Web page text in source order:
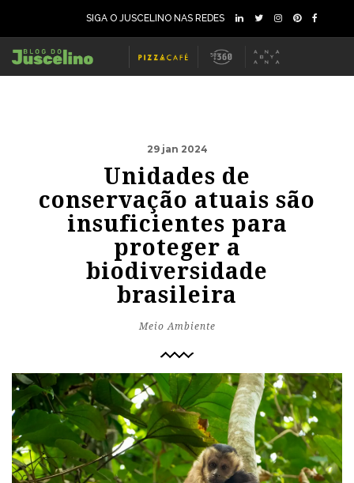
SIGA O JUSCELINO NAS REDES
29 jan 2024
Unidades de
conservação atuais são
insuficientes para
proteger a
biodiversidade
brasileira
Meio Ambiente